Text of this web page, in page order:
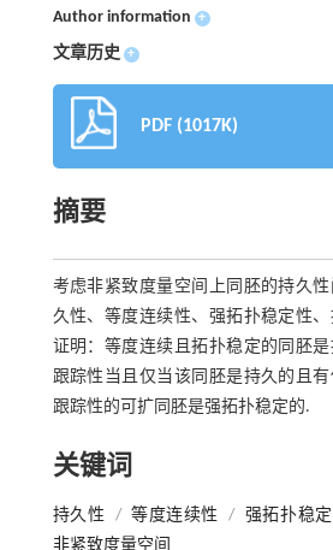
Author information +
文章历史 +
PDF (1017K)
摘要
考虑非紧致度量空间上同胚的持久
久性、等度连续性、强拓扑稳定性、
证明：等度连续且拓扑稳定的同胚
跟踪性当且仅当该同胚是持久的且
跟踪性的可扩同胚是强拓扑稳定的.
关键词
持久性 / 等度连续性 / 强拓扑稳
非紧致度量空间